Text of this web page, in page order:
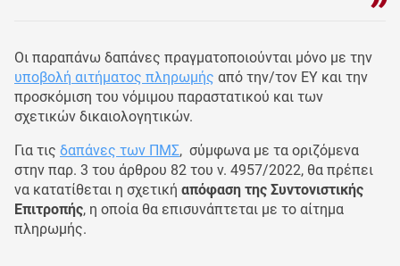
Οι παραπάνω δαπάνες πραγματοποιούνται μόνο με την
υποβολή αιτήματος πληρωμής από την/τον ΕΥ και την
προσκόμιση του νόμιμου παραστατικού και των
σχετικών δικαιολογητικών.
Για τις δαπάνες των ΠΜΣ, σύμφωνα με τα οριζόμενα
στην παρ. 3 του άρθρου 82 του ν. 4957/2022, θα πρέπει
να κατατίθεται η σχετική απόφαση της Συντονιστικής
Επιτροπής, η οποία θα επισυνάπτεται με το αίτημα
πληρωμής.